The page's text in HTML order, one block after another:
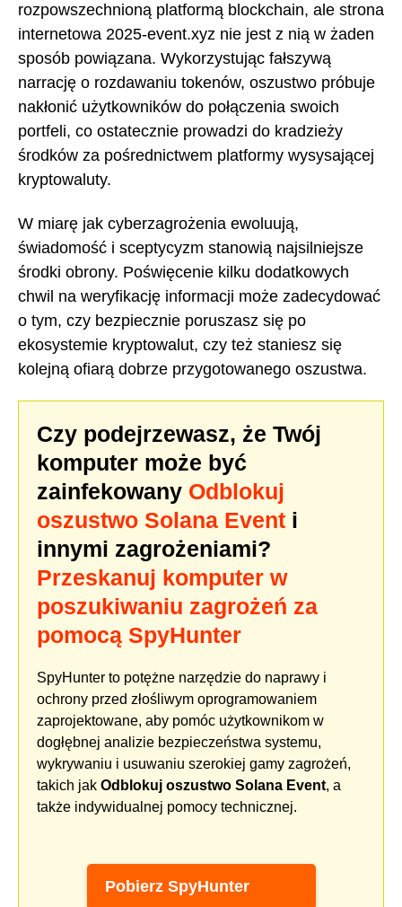
rozpowszechnioną platformą blockchain, ale strona
internetowa 2025-event.xyz nie jest z nią w żaden
sposób powiązana. Wykorzystując fałszywą
narrację o rozdawaniu tokenów, oszustwo próbuje
nakłonić użytkowników do połączenia swoich
portfeli, co ostatecznie prowadzi do kradzieży
środków za pośrednictwem platformy wysysającej
kryptowaluty.
W miarę jak cyberzagrożenia ewoluują,
świadomość i sceptycyzm stanowią najsilniejsze
środki obrony. Poświęcenie kilku dodatkowych
chwil na weryfikację informacji może zadecydować
o tym, czy bezpiecznie poruszasz się po
ekosystemie kryptowalut, czy też staniesz się
kolejną ofiarą dobrze przygotowanego oszustwa.
Czy podejrzewasz, że Twój
komputer może być
zainfekowany Odblokuj
oszustwo Solana Event i
innymi zagrożeniami?
Przeskanuj komputer w
poszukiwaniu zagrożeń za
pomocą SpyHunter
SpyHunter to potężne narzędzie do naprawy i
ochrony przed złośliwym oprogramowaniem
zaprojektowane, aby pomóc użytkownikom w
dogłębnej analizie bezpieczeństwa systemu,
wykrywaniu i usuwaniu szerokiej gamy zagrożeń,
takich jak Odblokuj oszustwo Solana Event, a
także indywidualnej pomocy technicznej.
Pobierz SpyHunter